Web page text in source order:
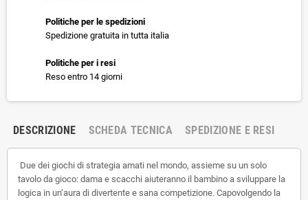
Politiche per le spedizioni
Spedizione gratuita in tutta italia
Politiche per i resi
Reso entro 14 giorni
DESCRIZIONE SCHEDA TECNICA SPEDIZIONE E RESI
Due dei giochi di strategia amati nel mondo, assieme su un solo
tavolo da gioco: dama e scacchi aiuteranno il bambino a sviluppare la
logica in un’aura di divertente e sana competizione. Capovolgendo la